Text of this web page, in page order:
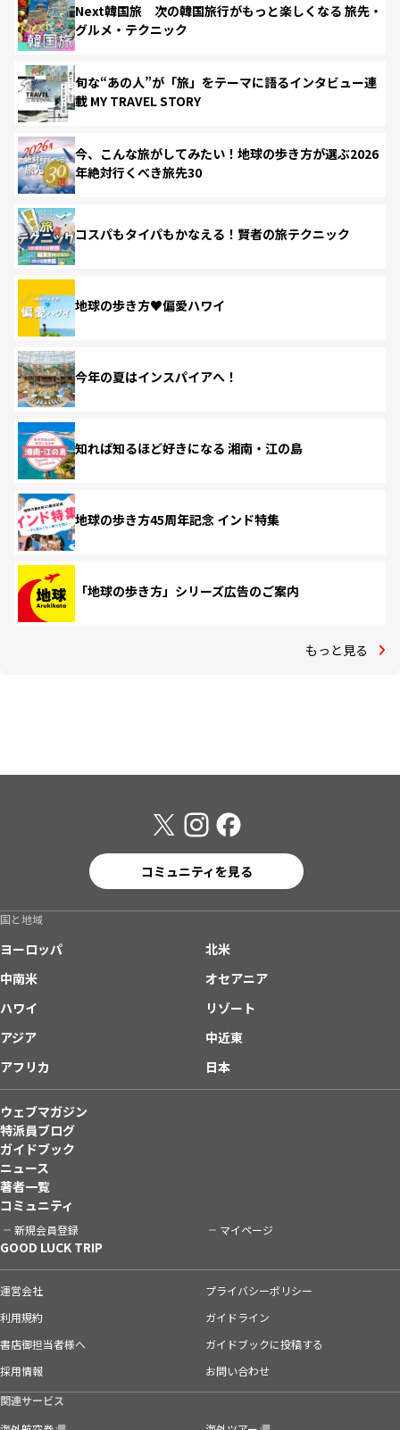
Next韓国旅 次の韓国旅行がもっと楽しくなる 旅先・
グルメ・テクニック
旬な“あの人”が「旅」をテーマに語るインタビュー連
載 MY TRAVEL STORY
今、こんな旅がしてみたい！地球の歩き方が選ぶ2026
年絶対行くべき旅先30
コスパもタイパもかなえる！賢者の旅テクニック
地球の歩き方♥偏愛ハワイ
今年の夏はインスパイアへ！
知れば知るほど好きになる 湘南・江の島
地球の歩き方45周年記念 インド特集
「地球の歩き方」シリーズ広告のご案内
もっと見る
コミュニティを見る
国と地域
ヨーロッパ
北米
中南米
オセアニア
ハワイ
リゾート
アジア
中近東
アフリカ
日本
ウェブマガジン
特派員ブログ
ガイドブック
ニュース
著者一覧
コミュニティ
新規会員登録 マイページ
GOOD LUCK TRIP
運営会社
プライバシーポリシー
利用規約
ガイドライン
書店御担当者様へ
ガイドブックに投稿する
採用情報
お問い合わせ
関連サービス